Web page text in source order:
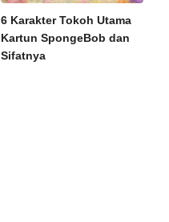
6 Karakter Tokoh Utama
Kartun SpongeBob dan
Sifatnya